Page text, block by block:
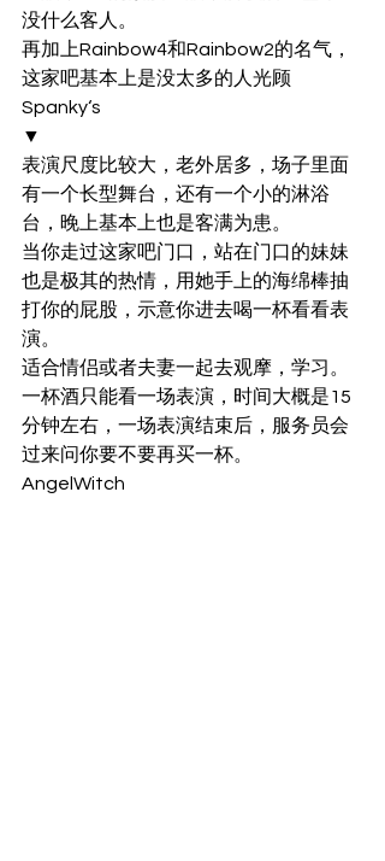
没什么客人。
再加上Rainbow4和Rainbow2的名气，
这家吧基本上是没太多的人光顾
Spanky‘s
▼
表演尺度比较大，老外居多，场子里面
有一个长型舞台，还有一个小的淋浴
台，晚上基本上也是客满为患。
当你走过这家吧门口，站在门口的妹妹
也是极其的热情，用她手上的海绵棒抽
打你的屁股，示意你进去喝一杯看看表
演。
适合情侣或者夫妻一起去观摩，学习。
一杯酒只能看一场表演，时间大概是15
分钟左右，一场表演结束后，服务员会
过来问你要不要再买一杯。
AngelWitch